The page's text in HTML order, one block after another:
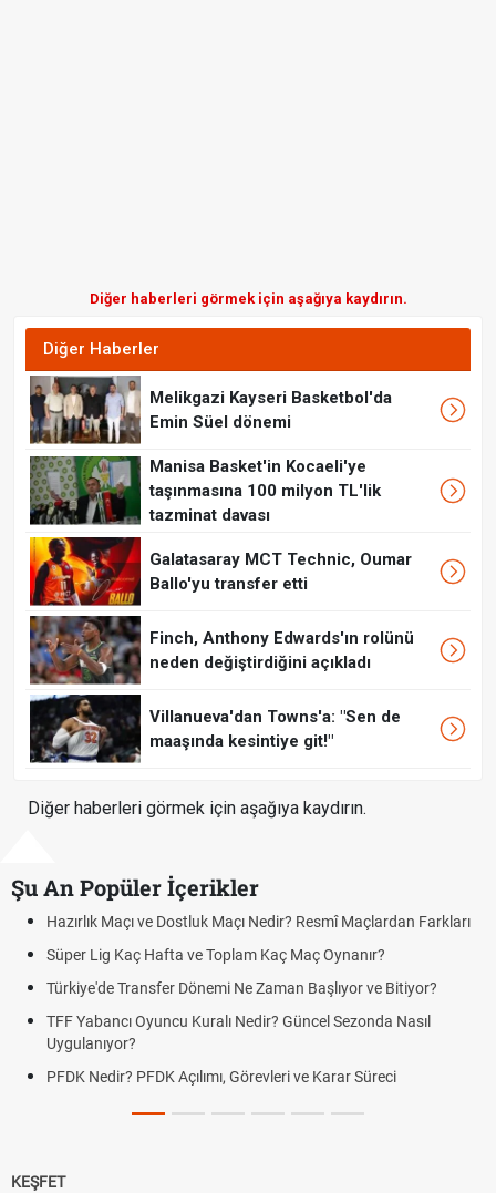
Diğer haberleri görmek için aşağıya kaydırın.
Diğer Haberler
Melikgazi Kayseri Basketbol'da
Emin Süel dönemi
Manisa Basket'in Kocaeli'ye
taşınmasına 100 milyon TL'lik
tazminat davası
Galatasaray MCT Technic, Oumar
Ballo'yu transfer etti
Finch, Anthony Edwards'ın rolünü
neden değiştirdiğini açıkladı
Villanueva'dan Towns'a: "Sen de
maaşında kesintiye git!"
Diğer haberleri görmek için aşağıya kaydırın.
Şu An Popüler İçerikler
Maçı ve Dostluk Maçı Nedir? Resmî Maçlardan Farkları
Kaç Hafta ve Toplam Kaç Maç Oynanır?
Transfer Dönemi Ne Zaman Başlıyor ve Bitiyor?
Oyuncu Kuralı Nedir? Güncel Sezonda Nasıl
PFDK Açılımı, Görevleri ve Karar Süreci
Puan
Futbol